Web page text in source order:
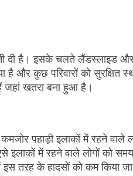
दी है। इसके चलते लैंडस्लाइड
और कुछ परिवारों को सुरक्षित
जहां खतरा बना हुआ है।
पहाड़ी इलाकों में रहने वाले
में रहने वाले लोगों को समय
इस तरह के हादसों को कम किया